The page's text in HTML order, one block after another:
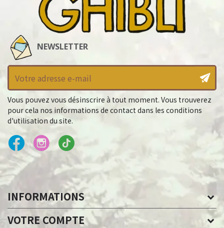
NEWSLETTER
Vous pouvez vous désinscrire à tout moment. Vous trouverez
pour cela nos informations de contact dans les conditions
d'utilisation du site.
INFORMATIONS
VOTRE COMPTE